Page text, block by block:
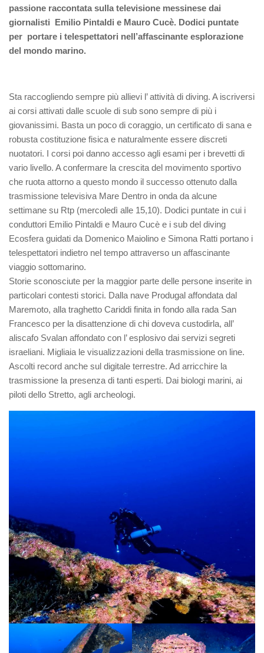
passione raccontata sulla televisione messinese dai
giornalisti Emilio Pintaldi e Mauro Cucè. Dodici puntate
per portare i telespettatori nell’affascinante esplorazione
del mondo marino.
Sta raccogliendo sempre più allievi l’ attività di diving. A iscriversi
ai corsi attivati dalle scuole di sub sono sempre di più i
giovanissimi. Basta un poco di coraggio, un certificato di sana e
robusta costituzione fisica e naturalmente essere discreti
nuotatori. I corsi poi danno accesso agli esami per i brevetti di
vario livello. A confermare la crescita del movimento sportivo
che ruota attorno a questo mondo il successo ottenuto dalla
trasmissione televisiva Mare Dentro in onda da alcune
settimane su Rtp (mercoledì alle 15,10). Dodici puntate in cui i
conduttori Emilio Pintaldi e Mauro Cucè e i sub del diving
Ecosfera guidati da Domenico Maiolino e Simona Ratti portano i
telespettatori indietro nel tempo attraverso un affascinante
viaggio sottomarino.
Storie sconosciute per la maggior parte delle persone inserite in
particolari contesti storici. Dalla nave Produgal affondata dal
Maremoto, alla traghetto Cariddi finita in fondo alla rada San
Francesco per la disattenzione di chi doveva custodirla, all’
aliscafo Svalan affondato con l’ esplosivo dai servizi segreti
israeliani. Migliaia le visualizzazioni della trasmissione on line.
Ascolti record anche sul digitale terrestre. Ad arricchire la
trasmissione la presenza di tanti esperti. Dai biologi marini, ai
piloti dello Stretto, agli archeologi.